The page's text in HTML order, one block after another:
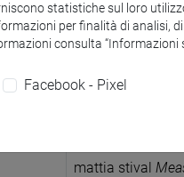
Stival, Mattia;
prevalence in
Demography IV -
2024 (ISBN
mattia stival
statistiche sul loro
per finalità di analisi,
consulta “Informazioni
Facebook - Pixel